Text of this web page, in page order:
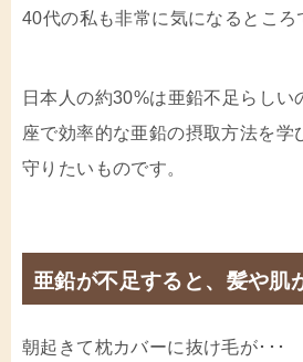
40代の私も非常に気になるところ
日本人の約30%は亜鉛不足らしい
座で効率的な亜鉛の摂取方法を学
守りたいものです。
亜鉛が不足すると、髪や肌
朝起きて枕カバーに抜け毛が･･･